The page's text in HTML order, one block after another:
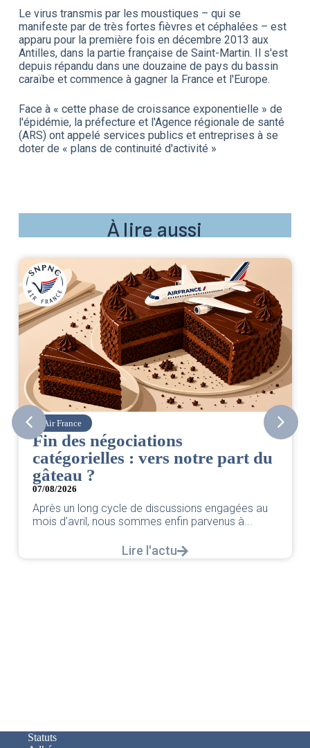
Le virus transmis par les moustiques – qui se
manifeste par de très fortes fièvres et céphalées – est
apparu pour la première fois en décembre 2013 aux
Antilles, dans la partie française de Saint-Martin. Il s'est
depuis répandu dans une douzaine de pays du bassin
caraïbe et commence à gagner la France et l'Europe.
Face à « cette phase de croissance exponentielle » de
l'épidémie, la préfecture et l'Agence régionale de santé
(ARS) ont appelé services publics et entreprises à se
doter de « plans de continuité d'activité »
À lire aussi
Air France
Fin des négociations
catégorielles : vers notre part du
gâteau ?
07/08/2026
Après un long cycle de discussions engagées au
mois d’avril, nous sommes enfin parvenus à...
Lire l'actu
Statuts